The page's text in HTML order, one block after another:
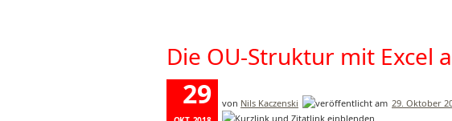
Die OU-Struktur mit Excel
29 von Nils Kaczenski 29. Oktober